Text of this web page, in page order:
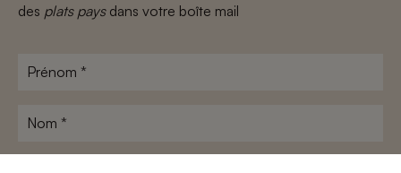
des plats paysdans votre boîte mail
Prénom
Nom